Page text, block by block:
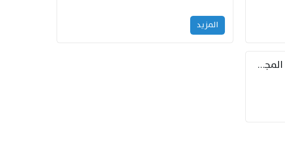
المزید
إنّ أباها وأبا أباها … قد بلغا في المجد غايتاها